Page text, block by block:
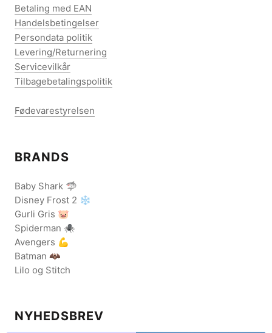
Betaling med EAN
Handelsbetingelser
Persondata politik
Levering/Returnering
Servicevilkår
Tilbagebetalingspolitik
Fødevarestyrelsen
BRANDS
Baby Shark 🦈
Disney Frost 2 ❄️
Gurli Gris 🐷
Spiderman 🕷️
Avengers 💪
Batman 🦇
Lilo og Stitch
NYHEDSBREV